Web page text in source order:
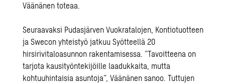
Väänänen toteaa.
Seuraavaksi Pudasjärven Vuokratalojen, Kontiotuotteen
ja Swecon yhteistyö jatkuu Syötteellä 20
hirsirivitaloasunnon rakentamisessa. ”Tavoitteena on
tarjota kausityöntekijöille laadukkaita, mutta
kohtuuhintaisia asuntoja”, Väänänen sanoo. Tuttujen